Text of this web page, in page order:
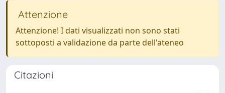
Attenzione
Attenzione! I dati visualizzati non sono stati
sottoposti a validazione da parte dell'ateneo
Citazioni